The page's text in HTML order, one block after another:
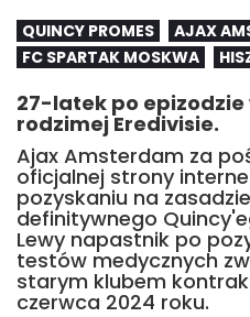
QUINCY PROMES AJAX
FC SPARTAK MOSKWA
27-latek po epizodzie
rodzimej Eredivisie.
Ajax Amsterdam za
oficjalnej strony
pozyskaniu na
definitywnego
Lewy napastnik po
testów medycznych
starym klubem
czerwca 2024 roku.